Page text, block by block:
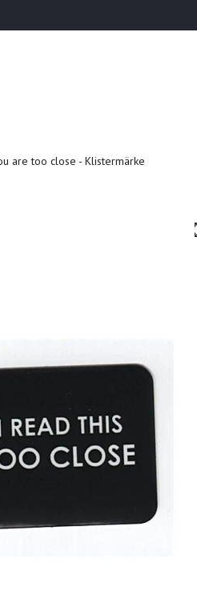
are too close - Klistermärke